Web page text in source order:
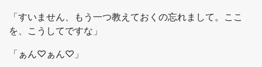
「すいません、もう一つ教えておくの忘れまして。ここ
を、こうしてですな」
「ぁん♡ぁん♡」